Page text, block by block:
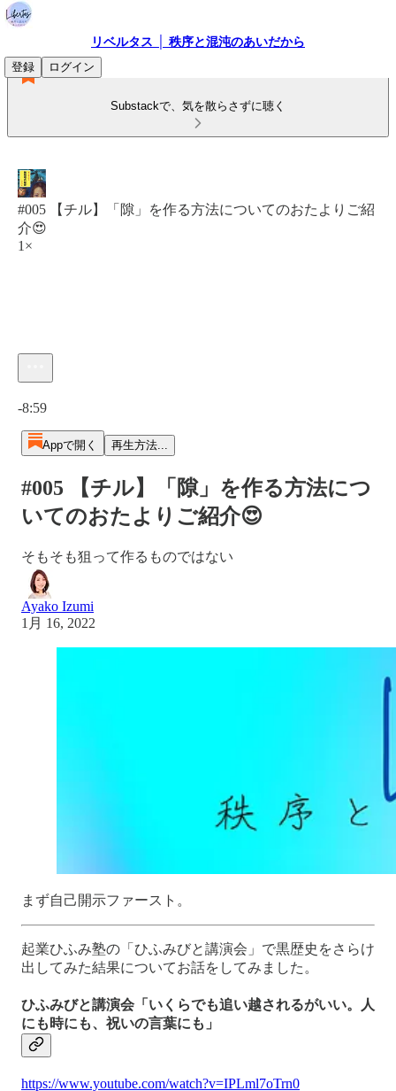
リベルタス │ 秩序と混沌のあいだから
登録
ログイン
Substackで、気を散らさずに聴く
#005 【チル】「隙」を作る方法についてのおたよりご紹
介😍
1×
-8:59
Appで開く 再生方法...
#005 【チル】「隙」を作る方法につ
いてのおたよりご紹介😍
そもそも狙って作るものではない
Ayako Izumi
1月 16, 2022
まず自己開示ファースト。
起業ひふみ塾の「ひふみびと講演会」で黒歴史をさらけ
出してみた結果についてお話をしてみました。
ひふみびと講演会「いくらでも追い越されるがいい。人
にも時にも、祝いの言葉にも」
https://www.youtube.com/watch?v=IPLml7oTrn0